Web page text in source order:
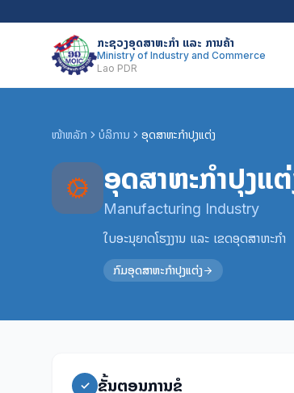
ກະຊວງອຸດສາຫະກຳ ແລະ ການຄ້າ
Ministry of Industry and Commerce
Lao PDR
ໜ້າຫລັກ ບໍລິການ ອຸດສາຫະກຳປຸງແຕ່ງ
ອຸດສາຫະກຳປຸງແ
Manufacturing Industry
ໃບອະນຸຍາດໂຮງງານ ແລະ ເຂດອຸດສາຫະກຳ
ກົມອຸດສາຫະກຳປຸງແຕ່ງ
✓ ຂັ້ນຕອນການຂໍ